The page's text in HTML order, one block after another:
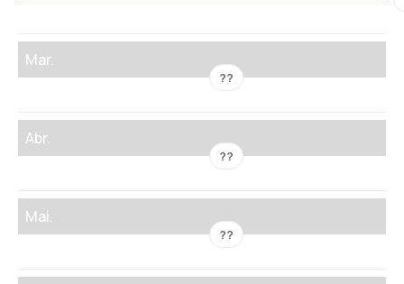
Mar.
??
Abr.
??
Mai.
??